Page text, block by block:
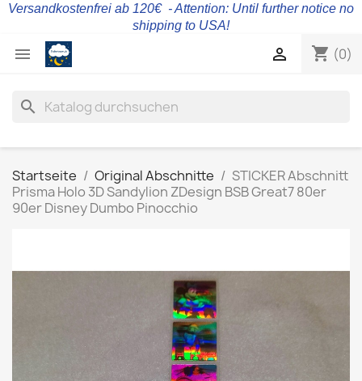
Versandkostenfrei ab 120€ - Attention: Until further notice no
shipping to USA!
 shopping_cart (0)

search
Startseite Original Abschnitte
STICKER Abschnitt
Prisma Holo 3D Sandylion ZDesign BSB Great7 80er
90er Disney Dumbo Pinocchio